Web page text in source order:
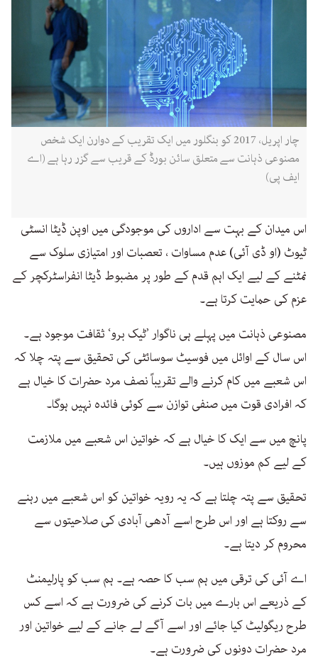
چار اپریل، 2017 کو بنگلور میں ایک تقریب کے دوارن ایک شخص
مصنوعی ذہانت سے متعلق سائن بورڈ کے قریب سے گزر رہا ہے (اے
ایف پی)
اس میدان کے بہت سے اداروں کی موجودگی میں اوپن ڈیٹا انسٹی
ٹیوٹ (او ڈی آئی) عدم مساوات ، تعصبات اور امتیازی سلوک سے
نمٹنے کے لیے ایک اہم قدم کے طور پر مضبوط ڈیٹا انفراسٹرکچر کے
عزم کی حمایت کرتا ہے۔
مصنوعی ذہانت میں پہلے ہی ناگوار ’ٹیک برو‘ ثقافت موجود ہے۔
اس سال کے اوائل میں فوسیٹ سوسائٹی کی تحقیق سے پتہ چلا کہ
اس شعبے میں کام کرنے والے تقریباً نصف مرد حضرات کا خیال ہے
کہ افرادی قوت میں صنفی توازن سے کوئی فائدہ نہیں ہوگا۔
پانچ میں سے ایک کا خیال ہے کہ خواتین اس شعبے میں ملازمت
کے لیے کم موزوں ہیں۔
تحقیق سے پتہ چلتا ہے کہ یہ رویہ خواتین کو اس شعبے میں رہنے
سے روکتا ہے اور اس طرح اسے آدھی آبادی کی صلاحیتوں سے
محروم کر دیتا ہے۔
اے آئی کی ترقی میں ہم سب کا حصہ ہے۔ ہم سب کو پارلیمنٹ
کے ذریعے اس بارے میں بات کرنے کی ضرورت ہے کہ اسے کس
طرح ریگولیٹ کیا جائے اور اسے آگے لے جانے کے لیے خواتین اور
مرد حضرات دونوں کی ضرورت ہے۔